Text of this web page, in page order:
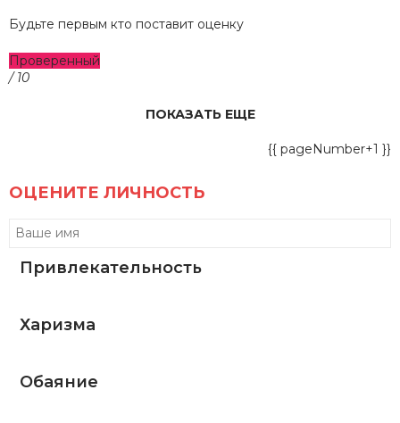
Будьте первым кто поставит оценку
Проверенный
/ 10
ПОКАЗАТЬ ЕЩЕ
{{ pageNumber+1 }}
ОЦЕНИТЕ ЛИЧНОСТЬ
Привлекательность
Харизма
Обаяние